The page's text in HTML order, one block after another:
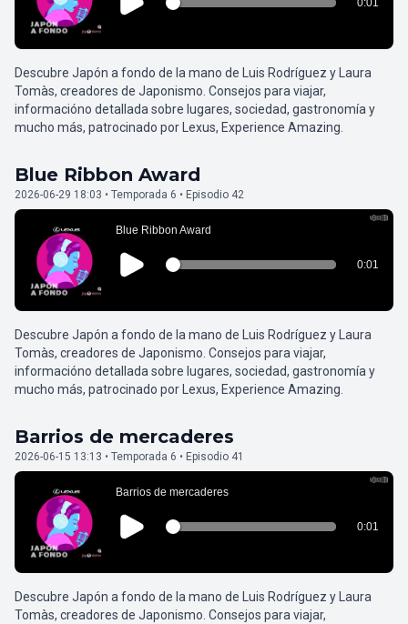
Descubre Japón a fondo de la mano de Luis Rodríguez y Laura
Tomàs, creadores de Japonismo. Consejos para viajar,
informacióno detallada sobre lugares, sociedad, gastronomía y
mucho más, patrocinado por Lexus, Experience Amazing.
Blue Ribbon Award
2026-06-29 18:03 • Temporada 6 • Episodio 42
Descubre Japón a fondo de la mano de Luis Rodríguez y Laura
Tomàs, creadores de Japonismo. Consejos para viajar,
informacióno detallada sobre lugares, sociedad, gastronomía y
mucho más, patrocinado por Lexus, Experience Amazing.
Barrios de mercaderes
2026-06-15 13:13 • Temporada 6 • Episodio 41
Descubre Japón a fondo de la mano de Luis Rodríguez y Laura
Tomàs, creadores de Japonismo. Consejos para viajar,